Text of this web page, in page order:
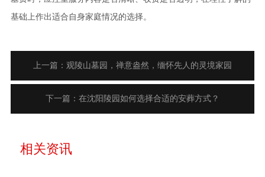
基础上作出适合自身家庭情况的选择。
上一篇：观陵山墓园，禅意盎然，缅怀先人的灵境家园
下一篇：在沈阳陵园如何选择合适的安葬方式？
相关资讯